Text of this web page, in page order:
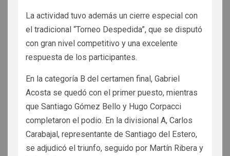
La actividad tuvo además un cierre especial con
el tradicional “Torneo Despedida”, que se disputó
con gran nivel competitivo y una excelente
respuesta de los participantes.
En la categoría B del certamen final, Gabriel
Acosta se quedó con el primer puesto, mientras
que Santiago Gómez Bello y Hugo Corpacci
completaron el podio. En la divisional A, Carlos
Carabajal, representante de Santiago del Estero,
se adjudicó el triunfo, seguido por Martín Ribera y